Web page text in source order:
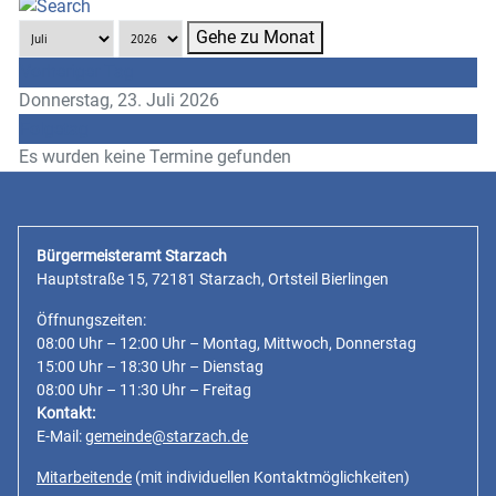
Gehe zu Monat
Donnerstag, 23. Juli 2026
Es wurden keine Termine gefunden
Bürgermeisteramt Starzach
Hauptstraße 15, 72181 Starzach, Ortsteil Bierlingen
Öffnungszeiten:
08:00 Uhr – 12:00 Uhr – Montag, Mittwoch, Donnerstag
15:00 Uhr – 18:30 Uhr – Dienstag
08:00 Uhr – 11:30 Uhr – Freitag
Kontakt:
E-Mail:gemeinde@starzach.de
Mitarbeitende (mit individuellen Kontaktmöglichkeiten)